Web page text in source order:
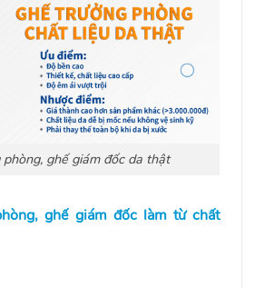
phòng, ghế giám đốc da thật
ghế giám đốc làm từ chất